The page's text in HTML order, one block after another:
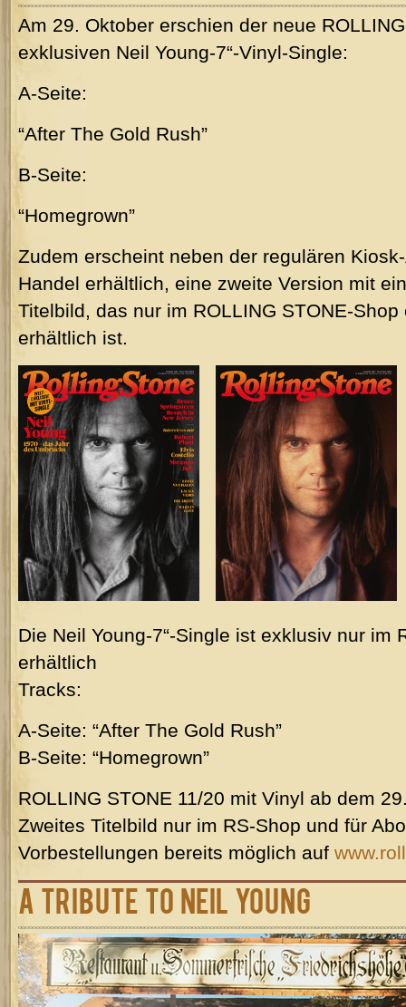
Am 29. Oktober erschien der neue
exklusiven Neil Young-7“-Vinyl-Single:
A-Seite:
“After The Gold Rush”
B-Seite:
“Homegrown”
Zudem erscheint neben der regulären
Handel erhältlich, eine zweite Version mit
Titelbild, das nur im ROLLING STONE-
erhältlich ist.
Die Neil Young-7“-Single ist exklusiv nur im
erhältlich
Tracks:
A-Seite: “After The Gold Rush”
B-Seite: “Homegrown”
ROLLING STONE 11/20 mit Vinyl ab dem
Zweites Titelbild nur im RS-Shop und für
Vorbestellungen bereits möglich auf
A Tribute to Neil Young